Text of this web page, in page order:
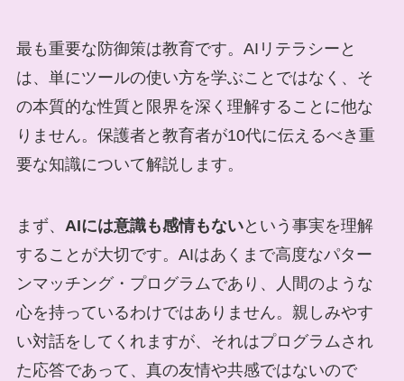
最も重要な防御策は教育です。AIリテラシーと
は、単にツールの使い方を学ぶことではなく、そ
の本質的な性質と限界を深く理解することに他な
りません。保護者と教育者が10代に伝えるべき重
要な知識について解説します。
まず、 AIには意識も感情もないという事実を理解
することが大切です。AIはあくまで高度なパター
ンマッチング・プログラムであり、人間のような
心を持っているわけではありません。親しみやす
い対話をしてくれますが、それはプログラムされ
た応答であって、真の友情や共感ではないので